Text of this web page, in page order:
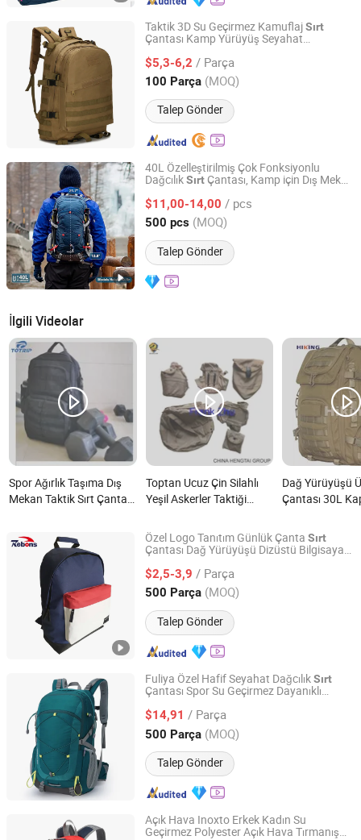
Taktik 3D Su Geçirmez KamuflajSırt
Çantası Kamp Yürüyüş Seyahat
$5,3-6,2 / Parça
100 Parça (MOQ)
Talep Gönder
Yiwu Wisdom Import & Export Co., Ltd.
Zhejiang, China Fiyat 2009
40L Özelleştirilmiş Çok Fonksiyonlu
DağcılıkSırt Çantası, Kamp için Dış Mekan
$11,00-14,00 / pcs
500 pcs (MOQ)
Talep Gönder
Shuyang Nobelfull Import and Export Co., Ltd.
Jiangsu, China Fiyat 2025
İlgili Videolar
Spor Ağırlık Taşıma Dış
Mekan Taktik Sırt Çantası
Toptan Ucuz Çin Silahlı
Yeşil Askerler Taktiği
nedir?
Dağ Yürüyüşü
Çantası 30L
Askeri Su
Çantası nedir?
Özel Logo Tanıtım Günlük Çanta Sırt
Çantası Dağ Yürüyüşü Dizüstü Bilgisayar
$2,5-3,9 / Parça
500 Parça (MOQ)
Talep Gönder
Xiamen Rebons Import & Export Co., Ltd.
Fujian, China Fiyat 2016
Fuliya Özel Hafif Seyahat DağcılıkSırt
Çantası Spor Su Geçirmez Dayanıklı
$14,91 / Parça
500 Parça (MOQ)
Talep Gönder
Guangzhou Fu Li Ya Industry Co., Ltd.
Guangdong, China Fiyat 2011
Açık Hava Inoxto Erkek Kadın Su
Geçirmez Polyester Açık Hava Tırmanış